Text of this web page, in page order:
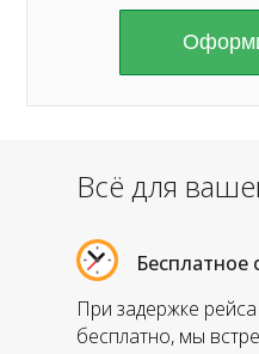
При задержке
бесплатно, мы
Всё для